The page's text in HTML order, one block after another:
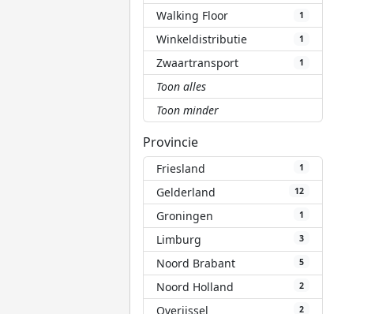
Walking Floor 1
Winkeldistributie 1
Zwaartransport 1
Toon alles
Toon minder
Provincie
Friesland 1
Gelderland 12
Groningen 1
Limburg 3
Noord Brabant 5
Noord Holland 2
Overijssel 2